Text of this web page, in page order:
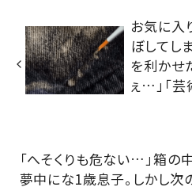
お気に入
ぼしてし
を利かせ
ぇ…」「
「へそくりも危ない…」箱の
夢中にな1歳息子。しかし次